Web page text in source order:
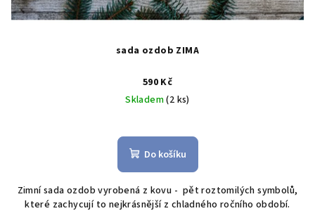
sada ozdob ZIMA
590 Kč
Skladem(2 ks)
Do košíku
Zimní sada ozdob vyrobená z kovu - pět roztomilých symbolů,
které zachycují to nejkrásnější z chladného ročního období.